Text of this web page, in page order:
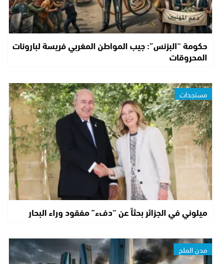
حكومة “البزنس”: جيب المواطن المغربي فريسة لبارونات
المحروقات
مستجدات
ميلوني في الجزائر بحثاً عن “دفء” مفقود وراء البحار
مدن الملح